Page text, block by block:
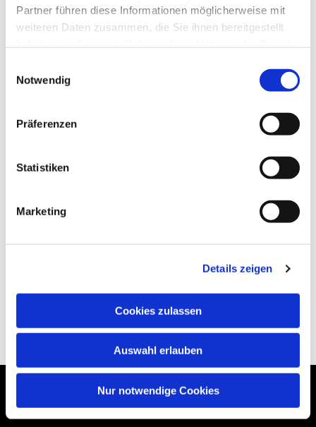
Partner führen diese Informationen möglicherweise mit
weiteren Daten zusammen, die Sie ihnen bereitgestellt
Notwendig
Präferenzen
Statistiken
Marketing
Details zeigen
Cookies zulassen
Auswahl erlauben
Nur notwendige Cookies